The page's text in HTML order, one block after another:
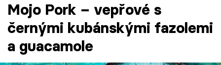
Témata
Mojo Pork – vepřové s
černými kubánskými fazolemi
a guacamole